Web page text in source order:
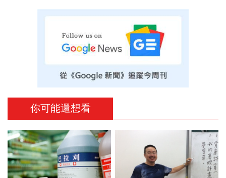
你可能還想看